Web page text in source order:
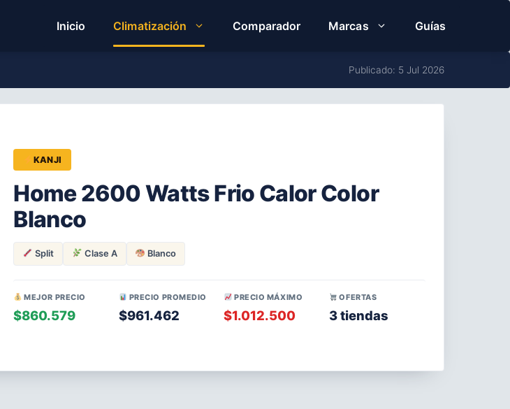
Inicio Climatización Comparador Marcas Guías
Publicado: 5 Jul 2026
KANJI
Home 2600 Watts Frio Calor Color
Blanco
Split Clase A Blanco
MEJOR PRECIO
$860.579
PRECIO PROMEDIO
$961.462
PRECIO MÁXIMO
$1.012.500
OFERTAS
3 tiendas